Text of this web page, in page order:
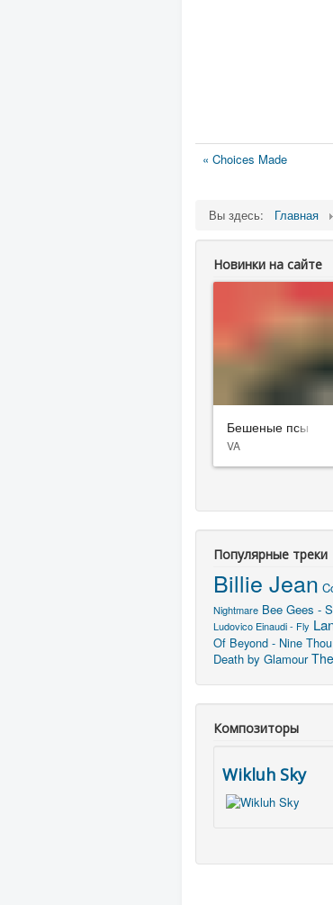
« Choices Made
Вы здесь: Главная
Новинки на сайте
Бешеные псы
VA
Популярные треки
Billie Jean
Nightmare Bee Gees -
Ludovico Einaudi - Fly
Of Beyond - Nine
Death by Glamour
Композиторы
Wikluh Sky